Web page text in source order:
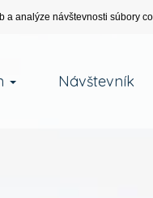
a analýze návštevnosti súbory
Návštevník